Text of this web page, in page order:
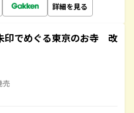
詳細を見る
でめぐる東京のお寺 改
売